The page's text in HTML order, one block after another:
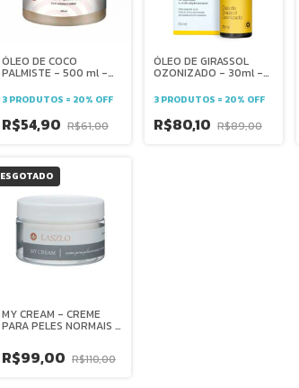
ÓLEO DE COCO
PALMISTE - 500 ml -
3 PRODUTOS = 20% OFF
R$54,90 R$61,00
ÓLEO DE GIRASSOL
OZONIZADO - 30ml -
3 PRODUTOS = 20% OFF
R$80,10 R$89,00
ESGOTADO
MY CREAM - CREME
PARA PELES NORMAIS E
LASZLO
R$99,00 R$110,00